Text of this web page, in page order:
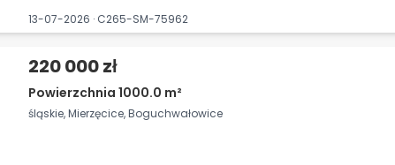
13-07-2026 · C265-SM-75962
220 000 zł
Powierzchnia 1000.0 m²
śląskie, Mierzęcice, Boguchwałowice